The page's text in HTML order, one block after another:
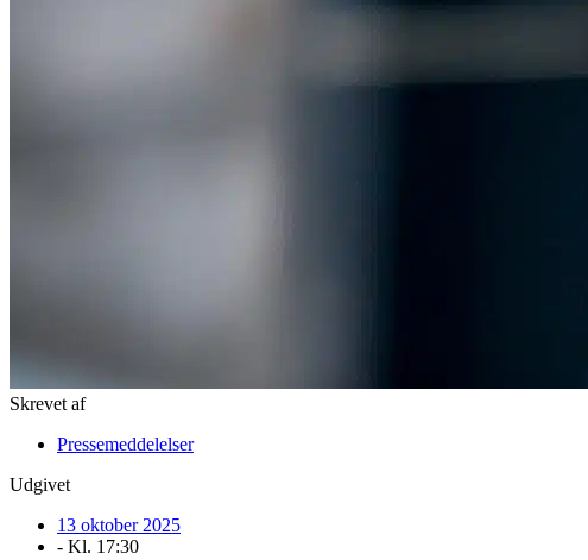
Skrevet af
Pressemeddelelser
Udgivet
13 oktober 2025
- Kl. 17:30